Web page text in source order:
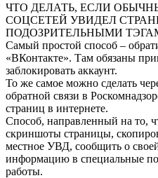
ЧТО ДЕЛАТЬ, ЕСЛИ
СОЦСЕТЕЙ УВИДЕЛ
ПОДОЗРИТЕЛЬНЫМИ
Самый простой способ –
«ВКонтакте». Там обязаны
заблокировать аккаунт.
То же самое можно сделать
обратной связи в
страниц в интернете.
Способ, направленный на то,
скриншоты страницы,
местное УВД, сообщить о
информацию в специальные
работы.